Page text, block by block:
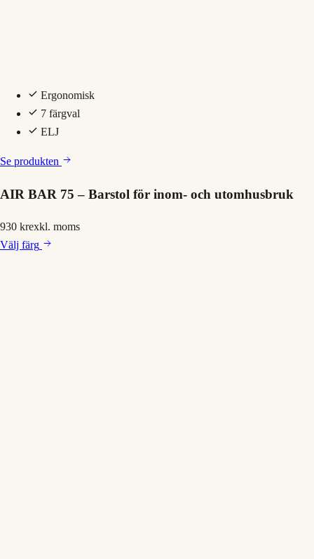
Ergonomisk
7 färgval
ELJ
Se produkten
AIR BAR 75 – Barstol för inom- och utomhusbruk
930 krexkl. moms
Välj färg